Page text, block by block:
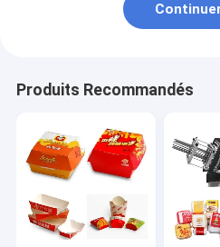
Produits Recommandés